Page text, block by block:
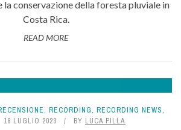
la conservazione della foresta pluviale in
Costa Rica.
READ MORE
9.2
, RECORDING, RECORDING NEWS,
18 LUGLIO 2023 BY LUCA PILLA